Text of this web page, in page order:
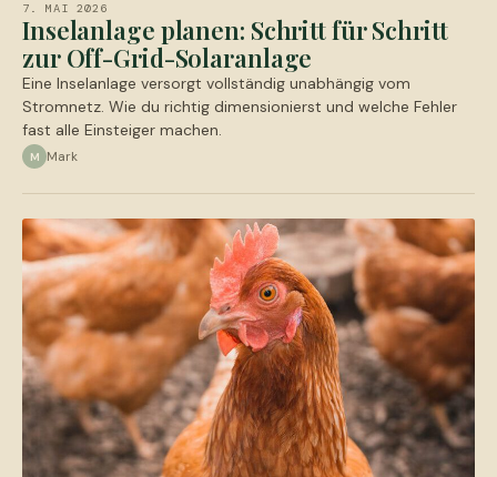
7. MAI 2026
Inselanlage planen: Schritt für Schritt
zur Off-Grid-Solaranlage
Eine Inselanlage versorgt vollständig unabhängig vom
Stromnetz. Wie du richtig dimensionierst und welche Fehler
fast alle Einsteiger machen.
M Mark